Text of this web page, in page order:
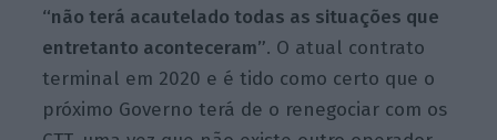
“não terá acautelado todas as situações que
entretanto aconteceram”. O atual contrato
terminal em 2020 e é tido como certo que o
próximo Governo terá de o renegociar com os